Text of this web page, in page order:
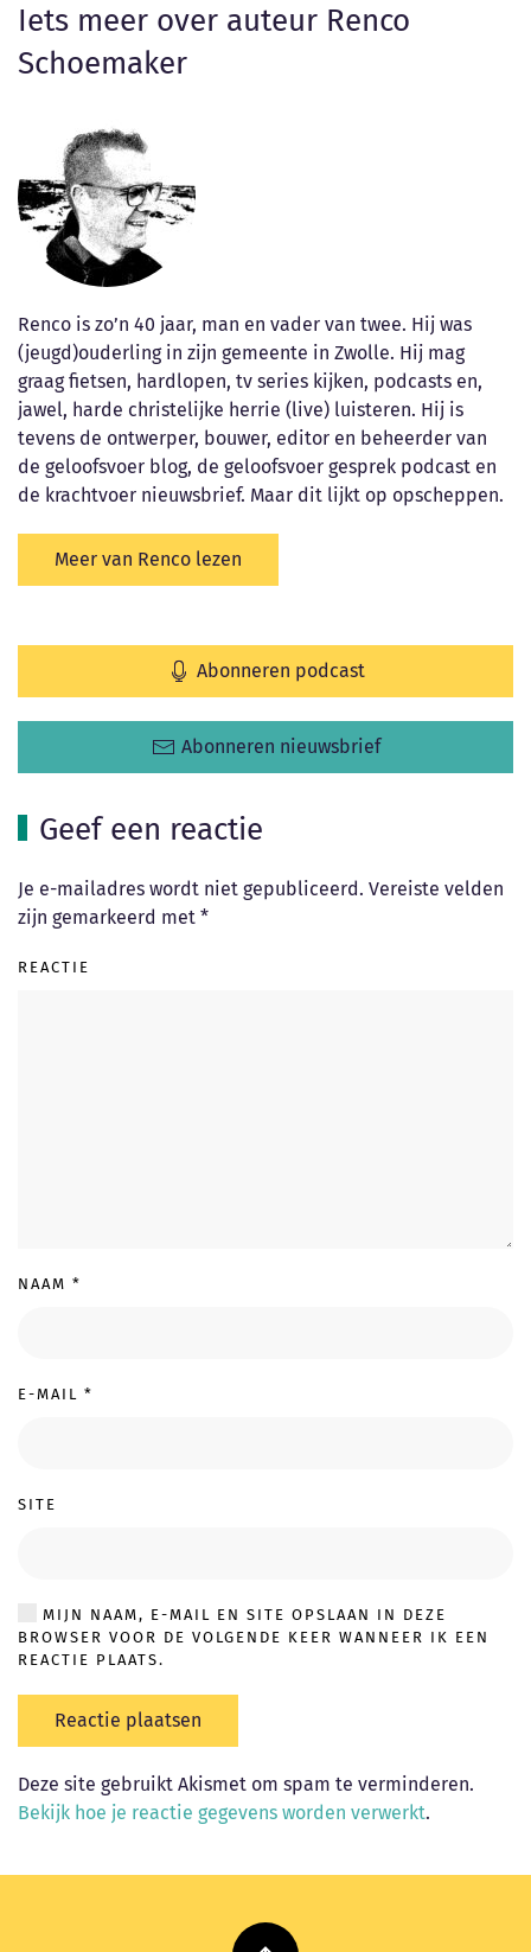
Iets meer over auteur Renco
Schoemaker
Renco is zo’n 40 jaar, man en vader van twee. Hij was
(jeugd)ouderling in zijn gemeente in Zwolle. Hij mag
graag fietsen, hardlopen, tv series kijken, podcasts en,
jawel, harde christelijke herrie (live) luisteren. Hij is
tevens de ontwerper, bouwer, editor en beheerder van
de geloofsvoer blog, de geloofsvoer gesprek podcast en
de krachtvoer nieuwsbrief. Maar dit lijkt op opscheppen.
Meer van Renco lezen
Abonneren podcast
Abonneren nieuwsbrief
Geef een reactie
Je e-mailadres wordt niet gepubliceerd. Vereiste velden
zijn gemarkeerd met *
REACTIE
NAAM *
E-MAIL *
SITE
MIJN NAAM, E-MAIL EN SITE OPSLAAN IN DEZE
BROWSER VOOR DE VOLGENDE KEER WANNEER IK EEN
REACTIE PLAATS.
Reactie plaatsen
Deze site gebruikt Akismet om spam te verminderen.
Bekijk hoe je reactie gegevens worden verwerkt.